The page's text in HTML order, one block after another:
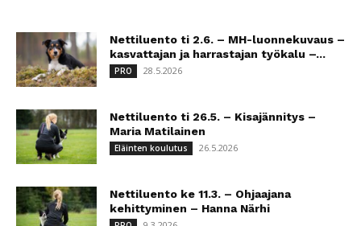
Nettiluento ti 2.6. – MH-luonnekuvaus –
kasvattajan ja harrastajan työkalu –...
PRO 28.5.2026
Nettiluento ti 26.5. – Kisajännitys –
Maria Matilainen
Eläinten koulutus 26.5.2026
Nettiluento ke 11.3. – Ohjaajana
kehittyminen – Hanna Närhi